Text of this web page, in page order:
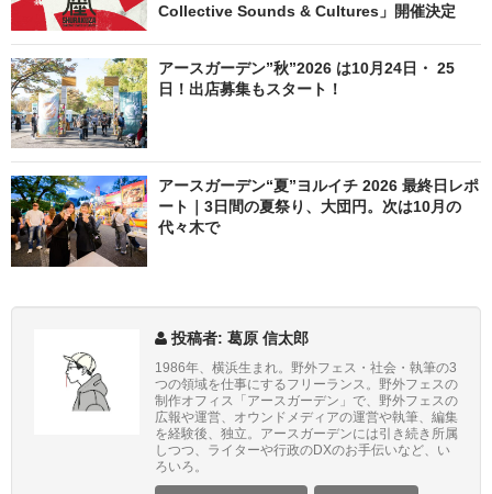
Collective Sounds & Cultures」開催決定
アースガーデン”秋”2026 は10月24日・ 25
日！出店募集もスタート！
アースガーデン“夏”ヨルイチ 2026 最終日レポ
ート｜3日間の夏祭り、大団円。次は10月の
代々木で
投稿者: 葛原 信太郎
1986年、横浜生まれ。野外フェス・社会・執筆の3
つの領域を仕事にするフリーランス。野外フェスの
制作オフィス「アースガーデン」で、野外フェスの
広報や運営、オウンドメディアの運営や執筆、編集
を経験後、独立。アースガーデンには引き続き所属
しつつ、ライターや行政のDXのお手伝いなど、い
ろいろ。